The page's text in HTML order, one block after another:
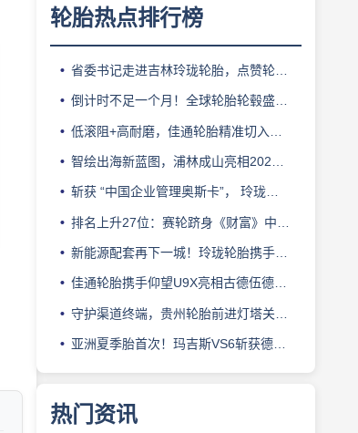
轮胎热点排行榜
省委书记走进吉林玲珑轮胎，点赞轮胎智造标杆
倒计时不足一个月！全球轮胎轮毂盛会即将登陆上海！
低滚阻+高耐磨，佳通轮胎精准切入新能源轻卡赛道
智绘出海新蓝图，浦林成山亮相2026泰中合作博览会
斩获 “中国企业管理奥斯卡”， 玲珑轮胎蝉联 BMC 大奖
排名上升27位：赛轮跻身《财富》中国500强背后的增长逻辑
新能源配套再下一城！玲珑轮胎携手小鹏L03全球上市
佳通轮胎携手仰望U9X亮相古德伍德，以轮胎科技挑战性能边界
守护渠道终端，贵州轮胎前进灯塔关爱基金驰援长春受灾门店
亚洲夏季胎首次！玛吉斯VS6斩获德国TÜV SÜD高阶认证
热门资讯